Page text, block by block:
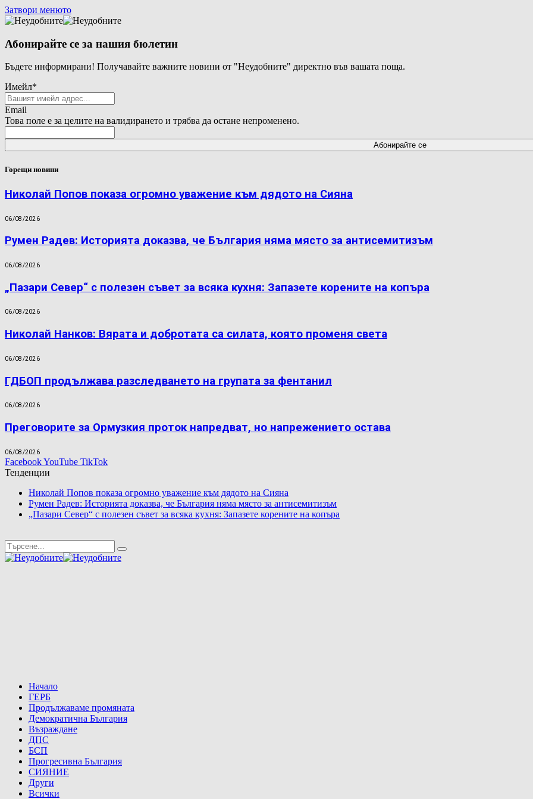
Затвори менюто
Абонирайте се за нашия бюлетин
Бъдете информирани! Получавайте важните новини от "Неудобните" директно във вашата поща.
Имейл*
Email
Това поле е за целите на валидирането и трябва да остане непроменено.
Горещи новини
Николай Попов показа огромно уважение към дядото на Сияна
06/08/2026
Румен Радев: Историята доказва, че България няма място за антисемитизъм
06/08/2026
„Пазари Север“ с полезен съвет за всяка кухня: Запазете корените на копъра
06/08/2026
Николай Нанков: Вярата и добротата са силата, която променя света
06/08/2026
ГДБОП продължава разследването на групата за фентанил
06/08/2026
Преговорите за Ормузкия проток напредват, но напрежението остава
06/08/2026
FacebookYouTube TikTok
Тенденции
Николай Попов показа огромно уважение към дядото на Сияна
Румен Радев: Историята доказва, че България няма място за антисемитизъм
„Пазари Север“ с полезен съвет за всяка кухня: Запазете корените на копъра
Начало
ГЕРБ
Продължаваме промяната
Демократична България
Възраждане
ДПС
БСП
Прогресивна България
СИЯНИЕ
Други
Всички